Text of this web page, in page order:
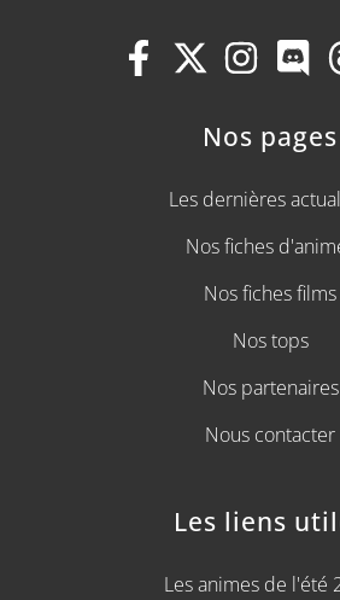
Nos pages
Les dernières
Nos fiches
Nos fiches films
Nos tops
Nos partenaires
Nous contacter
Les liens
Les animes de l'été